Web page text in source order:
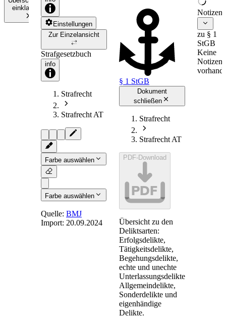
einklappen
Einstellungen
Zur Einzelansicht
Strafgesetzbuch
info
Strafrecht
Strafrecht AT
Farbe auswählen
Farbe auswählen
§ 1- Keine
Quelle:BMJ
Import: 20.09.2024
§ 1 StGB
Dokument
schließen
Strafrecht
Strafrecht AT
PDF-Download
PDF
Übersicht zu den
Deliktsarten:
Erfolgsdelikte,
Tätigkeitsdelikte,
Begehungsdelikte,
echte und unechte
Unterlassungsdelikte,
Allgemeindelikte,
Sonderdelikte und
eigenhändige
Delikte.
Notizen
zu § 1
StGB
Keine
Notizen